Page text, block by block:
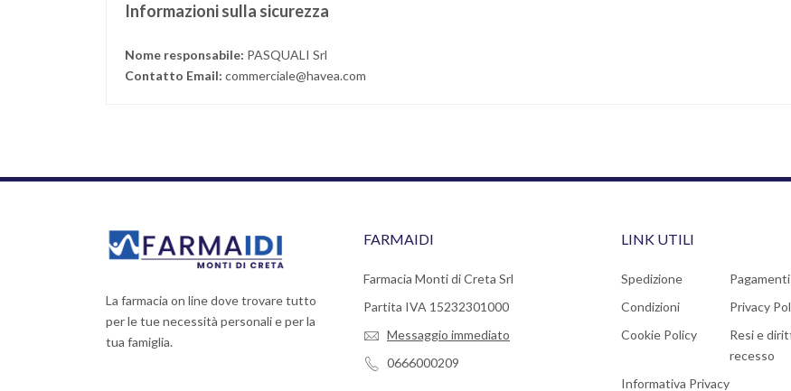
Informazioni sulla sicurezza
Nome responsabile: PASQUALI Srl
Contatto Email: commerciale@havea.com
La farmacia on line dove trovare tutto
per le tue necessità personali e per la
tua famiglia.
FARMAIDI
Farmacia Monti di Creta Srl
Partita IVA 15232301000
Messaggio immediato
0666000209
LINK UTILI
Spedizione
Pagamenti
Condizioni
Privacy
Cookie Policy
Resi e
recesso
Informativa Privacy